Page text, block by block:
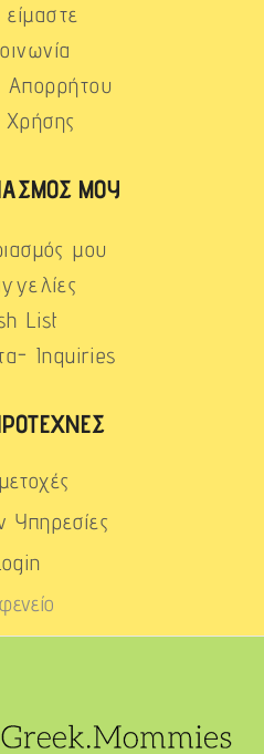
είμαστε
Απορρήτου
Χρήσης
ΜΟΥ
μου
List
Inquiries
Υπηρεσίες